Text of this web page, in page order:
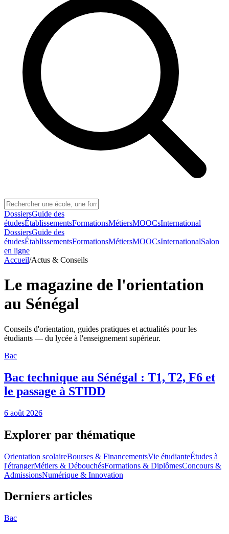
DossiersGuide des
étudesÉtablissementsFormationsMétiersMOOCsInternational
DossiersGuide des
étudesÉtablissementsFormationsMétiersMOOCsInternationalSalon
en ligne
Accueil/Actus & Conseils
Le magazine de l'orientation
au Sénégal
Conseils d'orientation, guides pratiques et actualités pour les
étudiants — du lycée à l'enseignement supérieur.
Bac
Bac technique au Sénégal : T1, T2, F6 et
le passage à STIDD
6 août 2026
Explorer par thématique
Orientation scolaireBourses & FinancementsVie étudianteÉtudes à
l'étrangerMétiers & DébouchésFormations & DiplômesConcours &
AdmissionsNumérique & Innovation
Derniers articles
Bac